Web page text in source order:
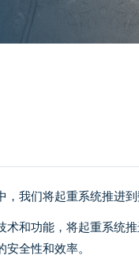
我们将起重系统推进到
和功能，将起重系统
全性和效率。